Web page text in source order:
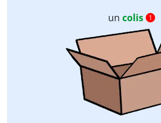
un colis 1